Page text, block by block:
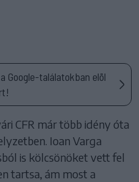
Google-találatokban elöl
CFR már több idény óta
Ioan Varga
is kölcsönöket vett fel
tartsa, ám most a